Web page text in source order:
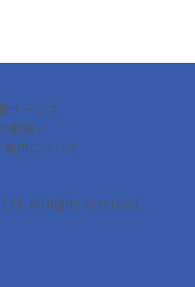
サービス
取扱い
利用について
All rights reserved.